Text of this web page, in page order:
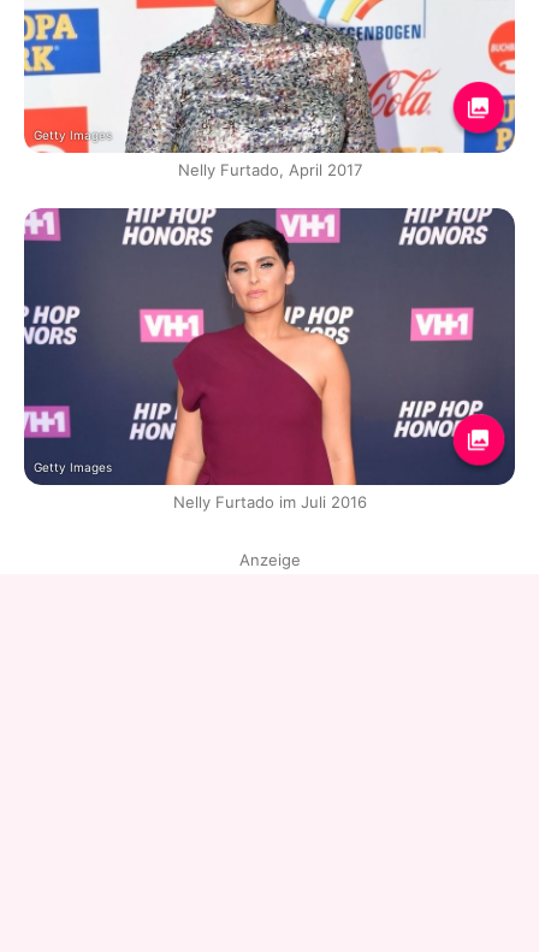
Getty Images
Nelly Furtado, April 2017
Getty Images
Nelly Furtado im Juli 2016
Anzeige